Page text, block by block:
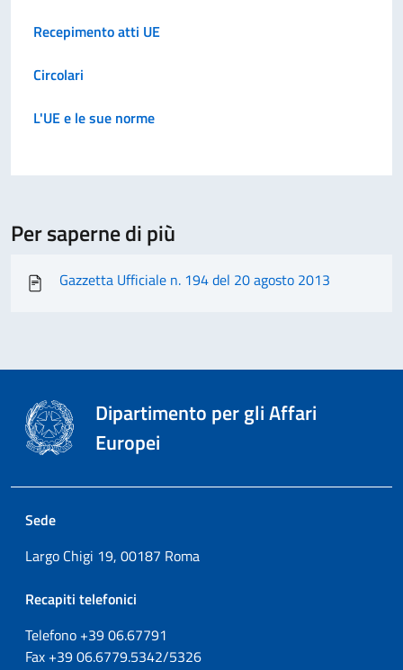
Recepimento atti UE
Circolari
L'UE e le sue norme
Per saperne di più
Gazzetta Ufficiale n. 194 del 20 agosto 2013
Dipartimento per gli Affari
Europei
Sede
Largo Chigi 19, 00187 Roma
Recapiti telefonici
Telefono +3906.67791
Fax +3906.6779.5342/5326